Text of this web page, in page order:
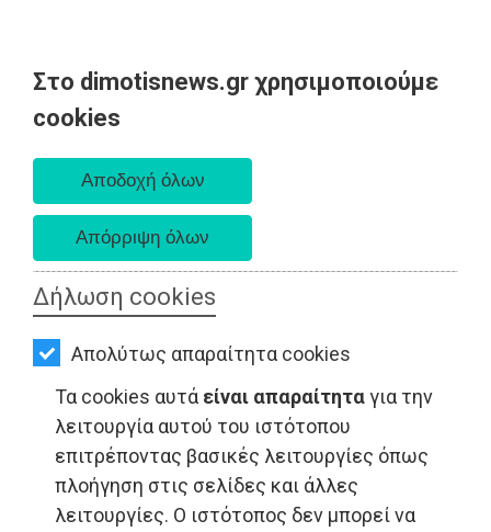
Στο dimotisnews.gr χρησιμοποιούμε
cookies
Δήλωση cookies
Απολύτως απαραίτητα cookies
Τα cookies αυτά είναι απαραίτηταγια την
λειτουργία αυτού του ιστότοπου
επιτρέποντας βασικές λειτουργίες όπως
πλοήγηση στις σελίδες και άλλες
λειτουργίες. Ο ιστότοπος δεν μπορεί να
AΡΧΙΚΗ
ΕΙΔΗΣΕΙΣ
ΠΟΛΙΤΙΚΗ
ΤΟΠΙΚΗ
ΑΥΤΟΔΙΟΙΚΗΣΗ
ΟΙΚΟΝΟΜΙΑ
ΑΘΛΗΤΙΣΜΟΣ
ΠΟΛΙΤΙΣΜΟΣ
ΣΠΙΤΙ-
ΚΗΠΟΣ
LIFESTYLE - Ραφήνα